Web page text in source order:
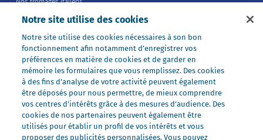
Nos fromages italiens
Nos fromages portions
Nos fromages entiers
Nos préparations
Nos ultra-frais
Nos laits
Nos marques
Président Professionnel
Notre site utilise des cookies
Notre site utilise des cookies nécessaires à son bon
fonctionnement afin notamment d’enregistrer vos
préférences en matière de cookies et de garder en
mémoire les formulaires que vous remplissez. Des cookies
à des fins d’analyse de votre activité peuvent également
être déposés pour nous permettre, de mieux comprendre
vos centres d'intérêts grâce à des mesures d’audience. Des
cookies de nos partenaires peuvent également être
utilisés pour établir un profil de vos intérêts et vous
proposer des publicités personnalisées. Vous pouvez